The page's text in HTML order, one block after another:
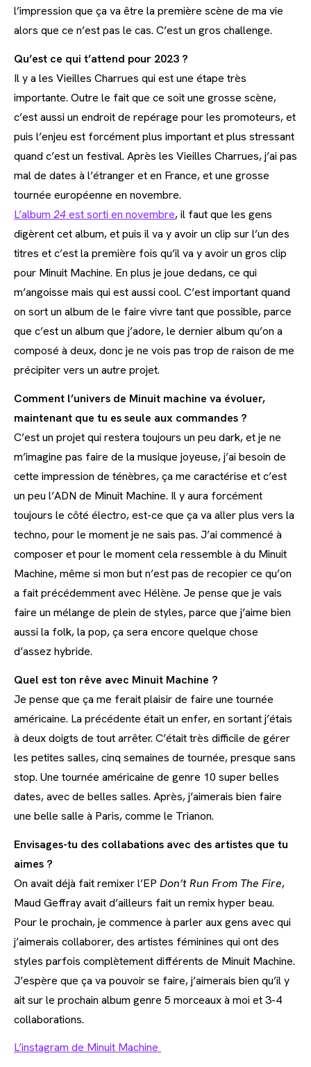
l’impression que ça va être la première scène de ma vie
alors que ce n’est pas le cas. C’est un gros challenge.
Qu’est ce qui t’attend pour 2023 ?
Il y a les Vieilles Charrues qui est une étape très
importante. Outre le fait que ce soit une grosse scène,
c’est aussi un endroit de repérage pour les promoteurs, et
puis l’enjeu est forcément plus important et plus stressant
quand c’est un festival. Après les Vieilles Charrues, j’ai pas
mal de dates à l’étranger et en France, et une grosse
tournée européenne en novembre.
L’album 24est sorti en novembre, il faut que les gens
digèrent cet album, et puis il va y avoir un clip sur l’un des
titres et c’est la première fois qu’il va y avoir un gros clip
pour Minuit Machine. En plus je joue dedans, ce qui
m’angoisse mais qui est aussi cool. C’est important quand
on sort un album de le faire vivre tant que possible, parce
que c’est un album que j’adore, le dernier album qu’on a
composé à deux, donc je ne vois pas trop de raison de me
précipiter vers un autre projet.
Comment l’univers de Minuit machine va évoluer,
maintenant que tu es seule aux commandes ?
C’est un projet qui restera toujours un peu dark, et je ne
m’imagine pas faire de la musique joyeuse, j’ai besoin de
cette impression de ténèbres, ça me caractérise et c’est
un peu l’ADN de Minuit Machine. Il y aura forcément
toujours le côté électro, est-ce que ça va aller plus vers la
techno, pour le moment je ne sais pas. J’ai commencé à
composer et pour le moment cela ressemble à du Minuit
Machine, même si mon but n’est pas de recopier ce qu’on
a fait précédemment avec Hélène. Je pense que je vais
faire un mélange de plein de styles, parce que j’aime bien
aussi la folk, la pop, ça sera encore quelque chose
d’assez hybride.
Quel est ton rêve avec Minuit Machine ?
Je pense que ça me ferait plaisir de faire une tournée
américaine. La précédente était un enfer, en sortant j’étais
à deux doigts de tout arrêter. C’était très difficile de gérer
les petites salles, cinq semaines de tournée, presque sans
stop. Une tournée américaine de genre 10 super belles
dates, avec de belles salles. Après, j’aimerais bien faire
une belle salle à Paris, comme le Trianon.
Envisages-tu des collabations avec des artistes que tu
aimes ?
On avait déjà fait remixer l’EP Don’t Run From The Fire,
Maud Geffray avait d’ailleurs fait un remix hyper beau.
Pour le prochain, je commence à parler aux gens avec qui
j’aimerais collaborer, des artistes féminines qui ont des
styles parfois complètement différents de Minuit Machine.
J’espère que ça va pouvoir se faire, j’aimerais bien qu’il y
ait sur le prochain album genre 5 morceaux à moi et 3-4
collaborations.
L’instagram de Minuit Machine